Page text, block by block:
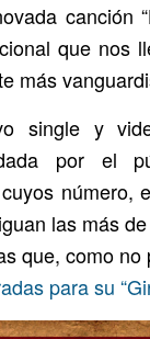
canción
que nos
más
single y
por el
las más
que, como
para su